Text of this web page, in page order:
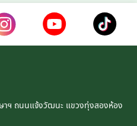
าฯ ถนนแจ้งวัฒนะ แขวงทุ่งสองห้อง